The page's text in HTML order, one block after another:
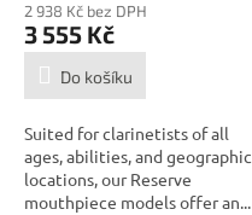
2 938 Kč bez DPH
3 555 Kč
Do košíku
Suited for clarinetists of all
ages, abilities, and geographic
locations, our Reserve
mouthpiece models offer an...